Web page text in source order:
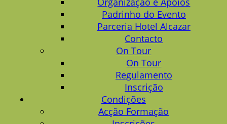
Padrinho do Evento
Parceria Hotel Alcazar
Contacto
On Tour
On Tour
Regulamento
Inscrição
Condições
Acção Formação